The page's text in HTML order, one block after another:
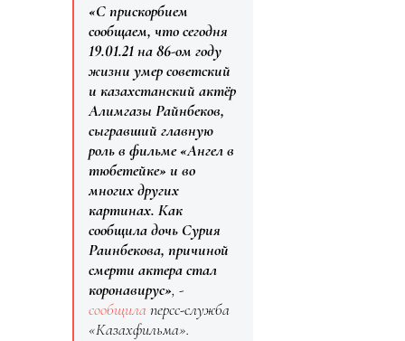
«С прискорбием
сообщаем, что сегодня
19.01.21 на 86-ом году
жизни умер советский
и казахстанский актёр
Алимгазы Райнбеков,
сыгравший главную
роль в фильме «Ангел в
тюбетейке» и во
многих других
картинах. Как
сообщила дочь Сурия
Раинбекова, причиной
смерти актера стал
коронавирус», -
сообщила персс-служба
«Казахфильма».